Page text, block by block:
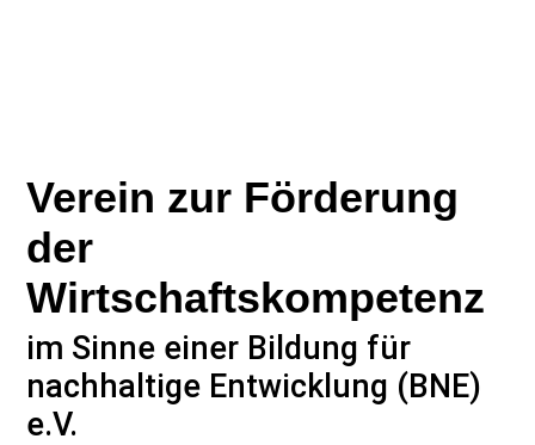
Verein zur Förderung
der
Wirtschaftskompetenz
im Sinne einer Bildung für
nachhaltige Entwicklung (BNE)
e.V.